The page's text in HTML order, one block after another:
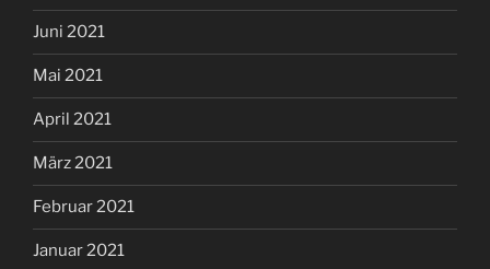
Juni 2021
Mai 2021
April 2021
März 2021
Februar 2021
Januar 2021